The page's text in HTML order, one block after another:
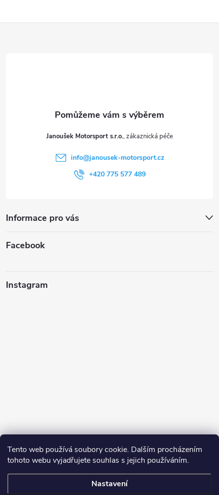
Tento web používá soubory cookie. Dalším procházením
tohoto webu vyjadřujete souhlas s jejich používáním.
Nastavení
ý
Janoušek Motorsport s.r.o.
info@janousek-motorsport.cz
+420 775 577 489
Informace pro vás
Facebook
Instagram
Sledovat na Instagramu